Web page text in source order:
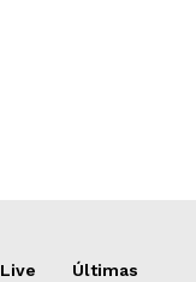
Live Últimas